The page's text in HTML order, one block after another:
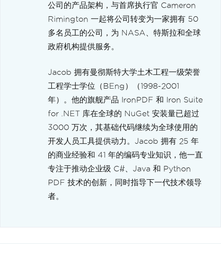
公司的产品架构，与首席执行官 Cameron
Rimington 一起将公司转变为一家拥有 50
多名员工的公司，为 NASA、特斯拉和全球
政府机构提供服务。
Jacob 拥有曼彻斯特大学土木工程一级荣誉
工程学士学位（BEng）（1998-2001
年）。他的旗舰产品 IronPDF 和 Iron Suite
for .NET 库在全球的 NuGet 安装量已超过
3000 万次，其基础代码继续为全球使用的
开发人员工具提供动力。Jacob 拥有 25 年
的商业经验和 41 年的编码专业知识，他一直
专注于推动企业级 C#、Java 和 Python
PDF 技术的创新，同时指导下一代技术领导
者。